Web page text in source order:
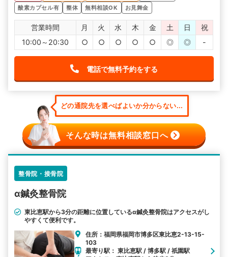
酸素カプセル有 整体 無料相談OK お見舞金
営業時間 月 火 水 木 金 土 日
祝
10:00～20:30
○ ○ ○ ○ ○ ◎ ◎ -
電話で無料予約をする
どの通院先を選べばよいか分からない...
そんな時は無料相談窓口へ
整骨院・接骨院
α鍼灸整骨院
東比恵駅から3分の距離に位置しているα鍼灸整骨院はアクセスがし
やすくて便利です。
住所：福岡県福岡市博多区東比恵2-13-15-
103
最寄り駅： 東比恵駅 / 博多駅 / 祇園駅